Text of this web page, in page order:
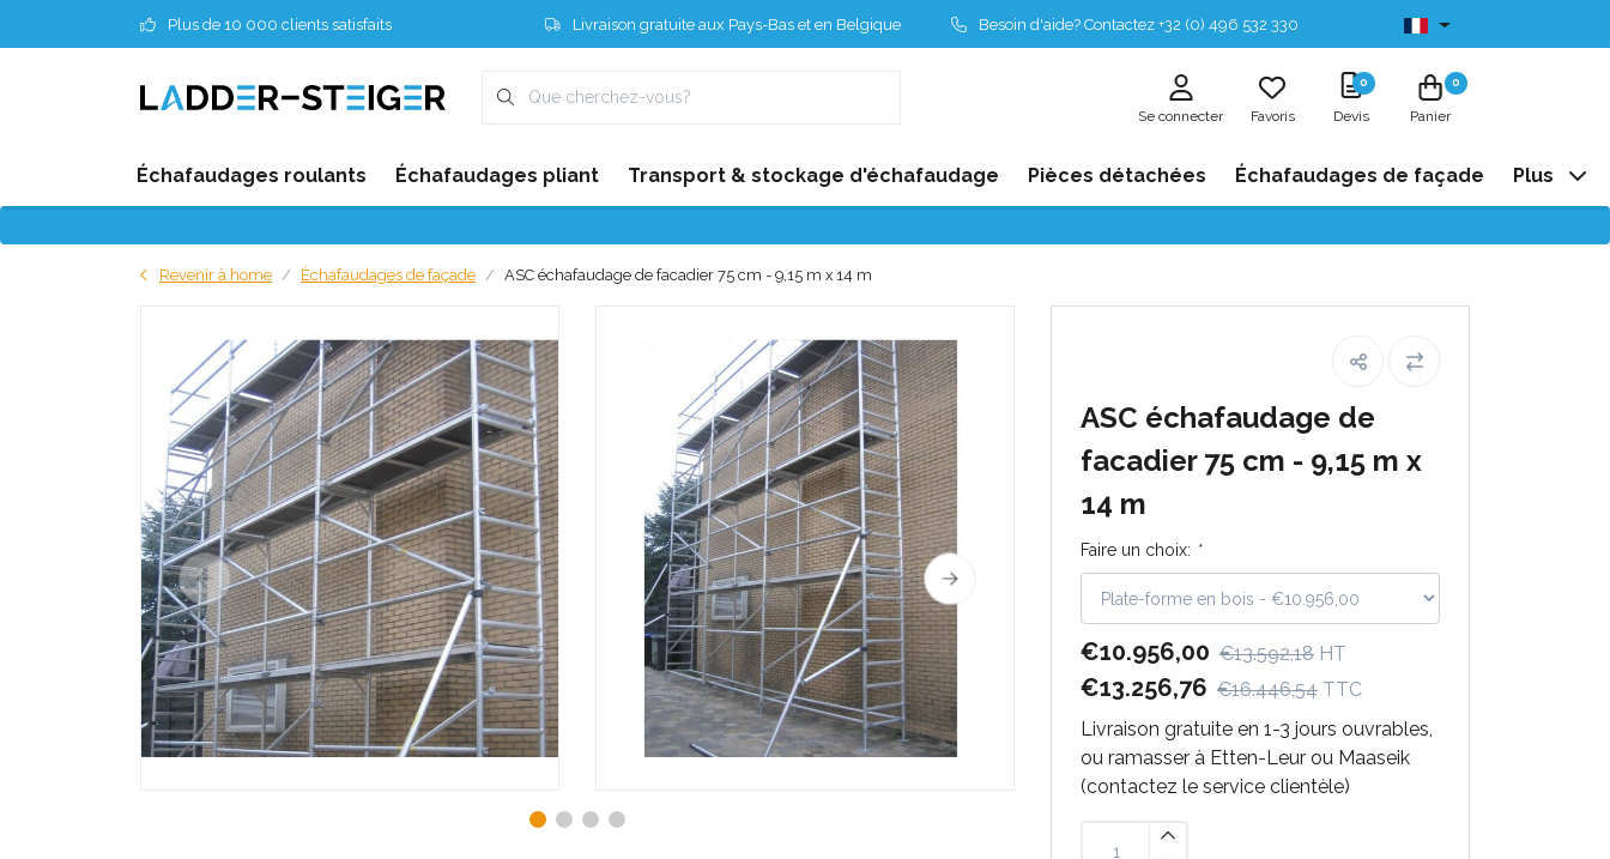
Plus de 10 000 clients satisfaits Livraison gratuite aux Pays-Bas et en Belgique Besoin d'aide? Contactez +32 (0) 496 532 330 Disponibles de stock
Se connecter Favoris
0
Devis
0
Panier
Échafaudages roulants Échafaudages pliant Transport & stockage d'échafaudage Pièces détachées Échafaudages de façade Plus
Revenir à home Échafaudages de façade ASC échafaudage de facadier 75 cm - 9,15 m x 14 m
ASC échafaudage de
facadier 75 cm - 9,15 m x
14 m
Faire un choix: *
€10.956,00 €13.592,18 HT
€13.256,76 €16.446,54 TTC
Livraison gratuite en 1-3 jours ouvrables,
ou ramasser à Etten-Leur ou Maaseik
(contactez le service clientèle)